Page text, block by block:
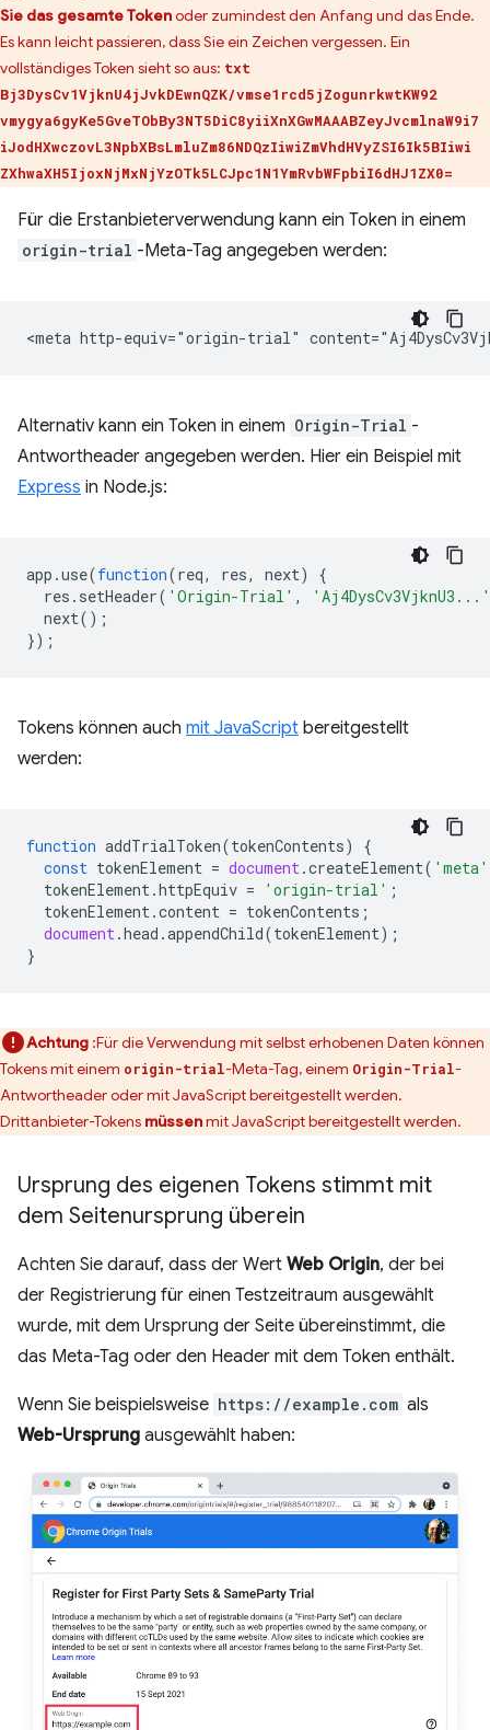
Sie das gesamte Tokenoder zumindest den Anfang und das Ende.
Es kann leicht passieren, dass Sie ein Zeichen vergessen. Ein
vollständiges Token sieht so aus: txt
Bj3DysCv1VjknU4jJvkDEwnQZK/vmse1rcd5jZogunrkwtKW92
vmygya6gyKe5GveTObBy3NT5DiC8yiiXnXGwMAAABZeyJvcmlnaW9i7
iJodHXwczovL3NpbXBsLmluZm86NDQzIiwiZmVhdHVyZSI6Ik5BIiwi
ZXhwaXH5IjoxNjMxNjYzOTk5LCJpc1N1YmRvbWFpbiI6dHJ1ZX0=
Für die Erstanbieterverwendung kann ein Token in einem
origin-trial -Meta-Tag angegeben werden:
Alternativ kann ein Token in einem Origin-Trial -
Antwortheader angegeben werden. Hier ein Beispiel mit
Express in Node.js:
app .use(function(req, res, next)
{
res . setHeader( 'Origin-Trial' ,
'Aj4DysCv3VjknU3...'
next();
});
Tokens können auch mit JavaScript bereitgestellt
werden:
function addTrialToken(tokenContents)
{
const tokenElement = document .createElement( 'meta'
tokenElement .httpEquiv = 'origin-trial' ;
tokenElement .content = tokenContents ;
document .head .appendChild(tokenElement);
}
Achtung :Für die Verwendung mit selbst erhobenen Daten können
Tokens mit einem origin-trial-Meta-Tag, einem Origin-Trial-
Antwortheader oder mit JavaScript bereitgestellt werden.
Drittanbieter-Tokens müssenmit JavaScript bereitgestellt werden.
Ursprung des eigenen Tokens stimmt mit
dem Seitenursprung überein
Achten Sie darauf, dass der Wert Web Origin, der bei
der Registrierung für einen Testzeitraum ausgewählt
wurde, mit dem Ursprung der Seite übereinstimmt, die
das Meta-Tag oder den Header mit dem Token enthält.
Wenn Sie beispielsweise https://example.com als
Web-Ursprung ausgewählt haben: